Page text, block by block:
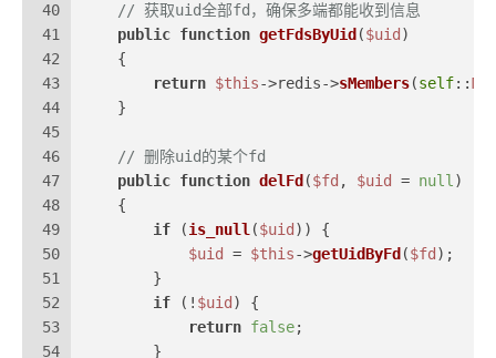
40
41
42
43
44
45
46
47
48
49
50
51
52
53
54
// 获取uid全部fd，确保多端都能收到信息
public function getFdsByUid ($uid )
{
return $this->redis->sMembers(self::
    }
// 删除uid的某个fd
public function delFd ($fd , $uid = null )
{
if (is_null ($uid )) {
$uid
= $this->getUidByFd ($fd );
        }
if (! $uid ) {
return false;
        }